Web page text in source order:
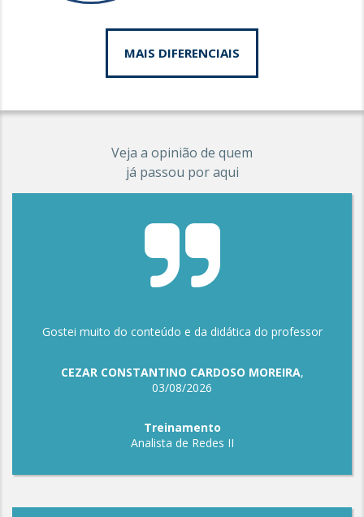
MAIS DIFERENCIAIS
Veja a opinião de quem
já passou por aqui
Gostei muito do conteúdo e da didática do professor
CEZAR CONSTANTINO CARDOSO MOREIRA,
03/08/2026
Treinamento
Analista de Redes II